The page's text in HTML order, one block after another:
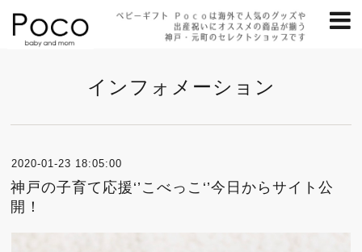
インフォメーション
2020-01-23 18:05:00
神戸の子育て応援‘’こべっこ‘’今日からサイト公
開！